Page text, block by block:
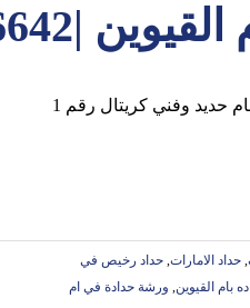
, حداد الامارات, حداد رخيص في
بام القيوين, ورشة حدادة في ام